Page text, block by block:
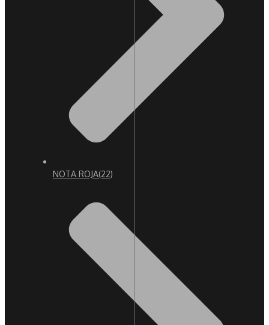
NOTA ROJA(22)